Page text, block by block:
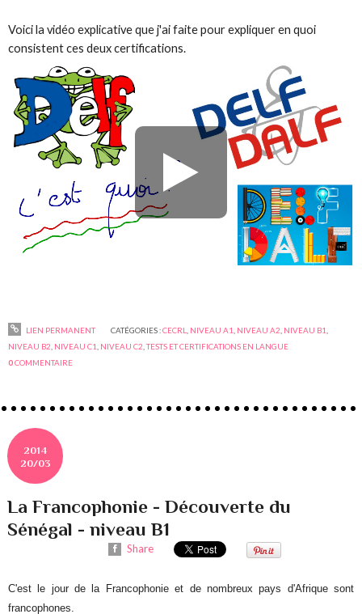
Voici la vidéo explicative que j'ai faite pour expliquer en quoi
consistent ces deux certifications.
LIEN PERMANENT CATÉGORIES :CECRL NIVEAU A1 NIVEAU A2 NIVEAU B1
NIVEAU B2 NIVEAU C1 NIVEAU C2 ,TESTS ET CERTIFICATIONS EN LANGUE
0COMMENTAIRE
2014
20/03
La Francophonie - Découverte du
Sénégal - niveau B1
Share
C'est le jour de la Francophonie et de nombreux pays d'Afrique sont
francophones.